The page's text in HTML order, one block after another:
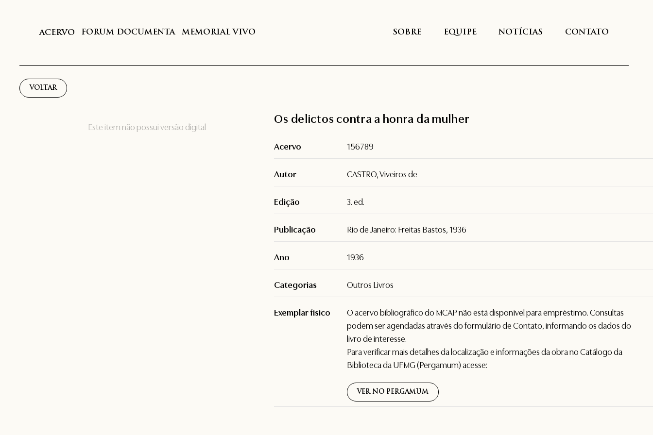
ACERVO FORUM DOCUMENTA MEMORIAL VIVO SOBRE EQUIPE NOTÍCIAS CONTATO
VOLTAR
Este item não possui versão digital
Os delictos contra a honra da mulher
Acervo 156789
Autor CASTRO, Viveiros de
Edição 3. ed.
Publicação Rio de Janeiro: Freitas Bastos, 1936
Ano 1936
Categorias Outros Livros
Exemplar físico
O acervo bibliográfico do MCAP não está disponível para empréstimo. Consultas
podem ser agendadas através do formulário deContato, informando os dados do
livro de interesse.
Para verificar mais detalhes da localização e informações da obra no Catálogo da
Biblioteca da UFMG (Pergamum) acesse:
VER NO PERGAMUM